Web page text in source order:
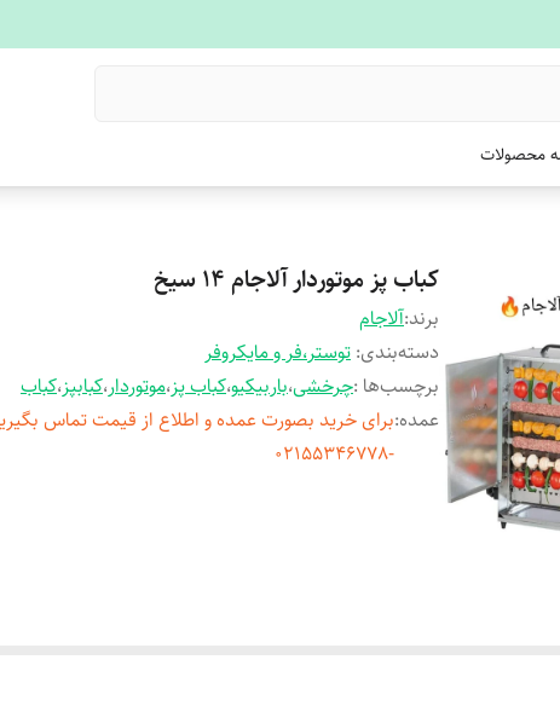
محصولات
کباب پز موتوردار آلاجام 14 سیخ
برند:آلاجام
دسته‌بندی: توستر،فر و مایکروفر
برچسب‌ها :چرخشی،باربیکیو،کباب پز،موتوردار،کبابپز،کباب
عمده:
-02155346778